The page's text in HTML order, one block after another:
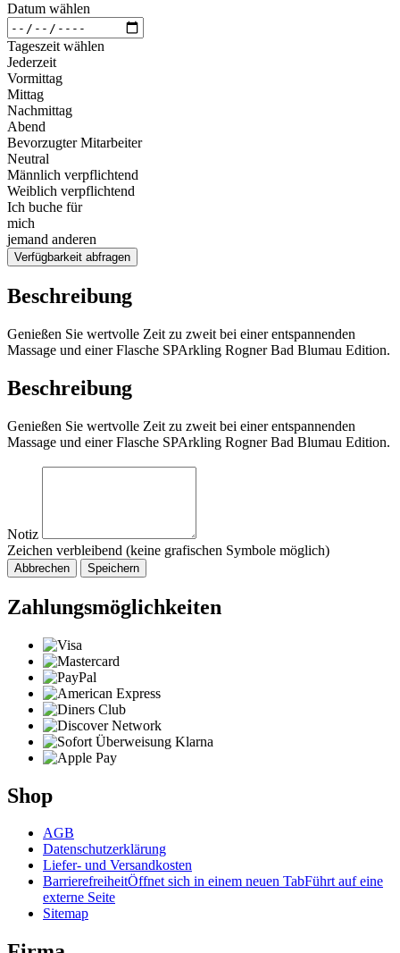
Datum wählen
Tageszeit wählen
Jederzeit
Vormittag
Mittag
Nachmittag
Abend
Bevorzugter Mitarbeiter
Neutral
Männlich verpflichtend
Weiblich verpflichtend
Ich buche für
mich
jemand anderen
Verfügbarkeit abfragen
Beschreibung
Genießen Sie wertvolle Zeit zu zweit bei einer entspannenden
Massage und einer Flasche SPArkling Rogner Bad Blumau Edition.
Beschreibung
Genießen Sie wertvolle Zeit zu zweit bei einer entspannenden
Massage und einer Flasche SPArkling Rogner Bad Blumau Edition.
Notiz
Zeichen verbleibend (keine grafischen Symbole möglich)
Abbrechen Speichern
Zahlungsmöglichkeiten
Shop
AGB
Datenschutzerklärung
Liefer- und Versandkosten
BarrierefreiheitÖffnet sich in einem neuen TabFührt auf eine
externe Seite
Sitemap